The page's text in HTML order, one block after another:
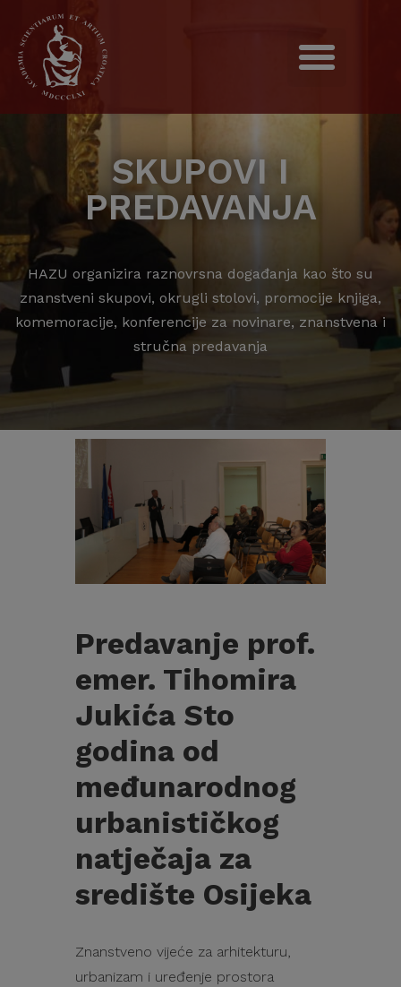
SKUPOVI I
PREDAVANJA
HAZU organizira raznovrsna događanja kao što su
znanstveni skupovi, okrugli stolovi, promocije knjiga,
komemoracije, konferencije za novinare, znanstvena i
stručna predavanja
Predavanje prof.
emer. Tihomira
Jukića Sto
godina od
međunarodnog
urbanističkog
natječaja za
središte Osijeka
Znanstveno vijeće za arhitekturu,
urbanizam i uređenje prostora